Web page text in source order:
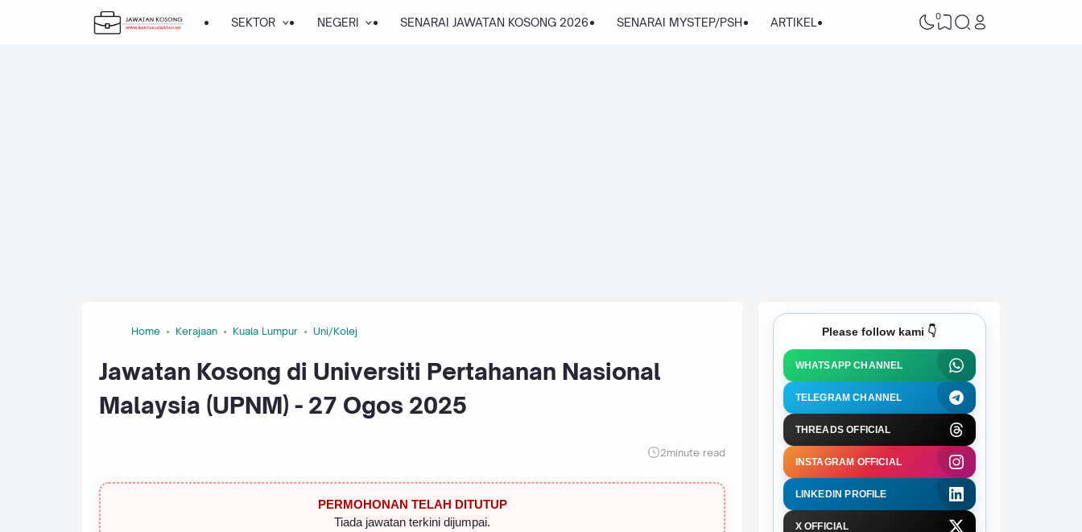
SEKTOR NEGERI SENARAI JAWATAN KOSONG 2026 SENARAI MYSTEP/PSH ARTIKEL 0
Home Kerajaan Kuala Lumpur Uni/Kolej
Jawatan Kosong di Universiti Pertahanan Nasional
Malaysia (UPNM) - 27 Ogos 2025
2minute read
PERMOHONAN TELAH DITUTUP
Tiada jawatan terkini dijumpai.
Please follow kami 👇
WHATSAPP CHANNEL
TELEGRAM CHANNEL
THREADS OFFICIAL
INSTAGRAM OFFICIAL
LINKEDIN PROFILE
X OFFICIAL